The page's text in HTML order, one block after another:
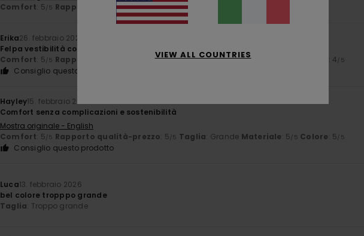
Comfort: 5/5 Rapporto qualità-prezzo: 5/5 Taglia
Erika26. febbraio 2026
Felpa vestibilità comoda, bel tessuto.
Comfort: 5/5 Rapporto qualità-prezzo: 5/5 Taglia: GrandeMateriale : 4/5
Consiglio questo prodotto
Hayley15. febbraio 2026
Comfort senza complicazioni e sostenibilità
Mostra originale - English
Comfort: 5/5 Rapporto qualità-prezzo: 5/5 Taglia: Grande Materiale: 5/5 Colore: 5/5
Consiglio questo prodotto
Luca13. febbraio 2026
bel colore tropppo grande
Taglia: Troppo grande
VIEW ALL COUNTRIES